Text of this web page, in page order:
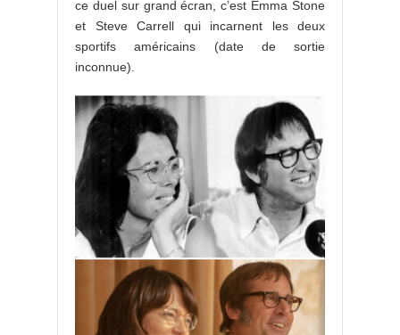
ce duel sur grand écran, c’est Emma Stone
et Steve Carrell qui incarnent les deux
sportifs américains (date de sortie
inconnue).